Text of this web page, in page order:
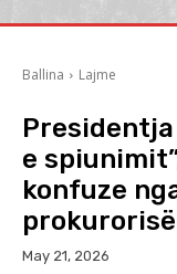
Ballina Lajme
e
konfuze
prokurorisë
May 21, 2026